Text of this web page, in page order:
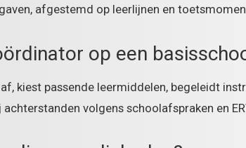
afgestemd op leerlijnen en
op een
kiest passende leermiddelen, begeleidt
volgens schoolafspraken en